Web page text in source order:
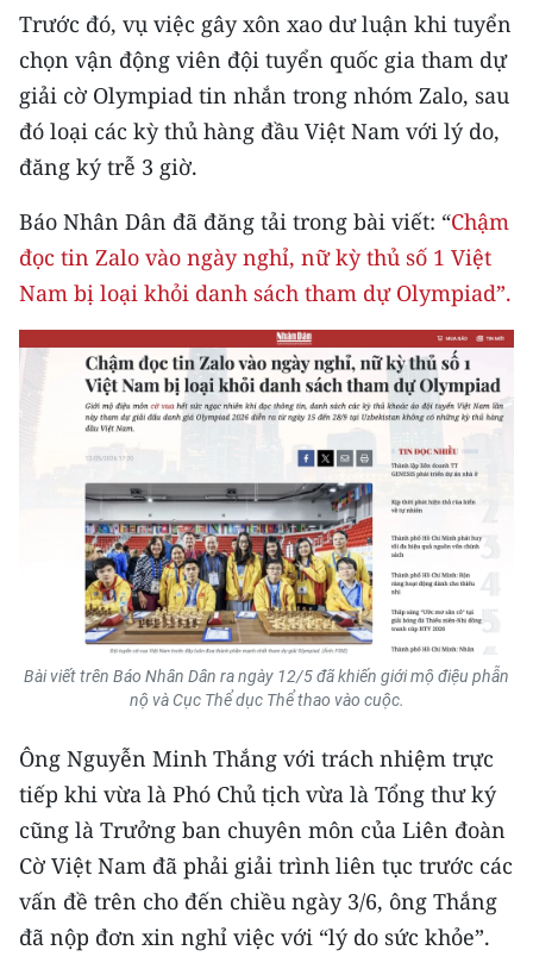
Duyên hải Nam Trung Bộ và Tây
Nguyên
Đông Nam Bộ
Đồng bằng sông Cửu Long
Chuyên trang Hà Nội
Chuyên trang TP. Hồ Chí Minh
CÁC CHUYÊN TRANG
THỜI NAY
NHÂN DÂN CUỐI TUẦN
NHÂN DÂN HẰNG THÁNG
ĐỌC BÁO IN
ENGLISH
中文
FRANÇAIS
Trước đó, vụ việc gây xôn xao dư luận khi tuyển
chọn vận động viên đội tuyển quốc gia tham dự
giải cờ Olympiad tin nhắn trong nhóm Zalo, sau
đó loại các kỳ thủ hàng đầu Việt Nam với lý do,
đăng ký trễ 3 giờ.
Báo Nhân Dân đã đăng tải trong bài viết: “Chậm
đọc tin Zalo vào ngày nghỉ, nữ kỳ thủ số 1 Việt
Nam bị loại khỏi danh sách tham dự Olympiad”.
Bài viết trên Báo Nhân Dân ra ngày 12/5 đã khiến giới mộ điệu phẫn
nộ và Cục Thể dục Thể thao vào cuộc.
Ông Nguyễn Minh Thắng với trách nhiệm trực
tiếp khi vừa là Phó Chủ tịch vừa là Tổng thư ký
cũng là Trưởng ban chuyên môn của Liên đoàn
Cờ Việt Nam đã phải giải trình liên tục trước các
vấn đề trên cho đến chiều ngày 3/6, ông Thắng
đã nộp đơn xin nghỉ việc với “lý do sức khỏe”.